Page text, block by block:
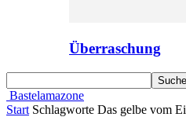
Überraschung
Bastelamazone
Start Schlagworte Das gelbe vom Ei